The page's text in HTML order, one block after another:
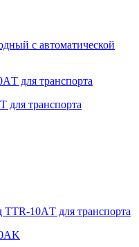
с автоматической
для транспорта
10АT для транспорта